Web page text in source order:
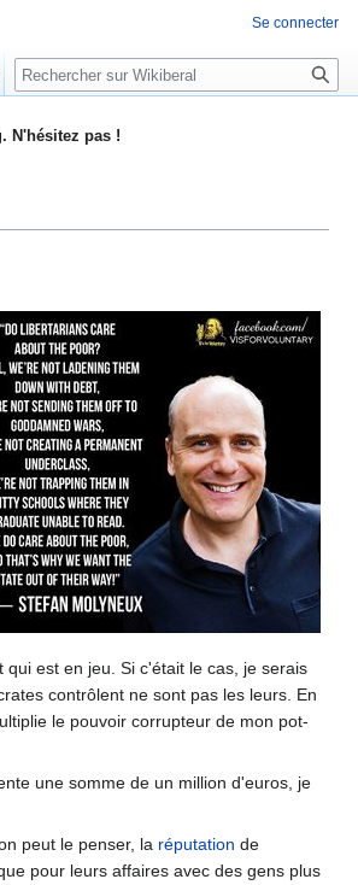
N'hésitez pas !
est en jeu. Si c'était le cas, je serais
contrôlent ne sont pas les leurs. En
le pouvoir corrupteur de mon pot-
une somme de un million d'euros, je
peut le penser, la réputation de
pour leurs affaires avec des gens plus
Se connecter
Rechercher